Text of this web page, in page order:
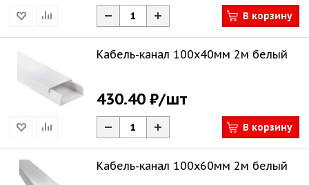
В корзину
Кабель-канал 100х40мм 2м белый
430.40 ₽/шт
В корзину
Кабель-канал 100х60мм 2м белый